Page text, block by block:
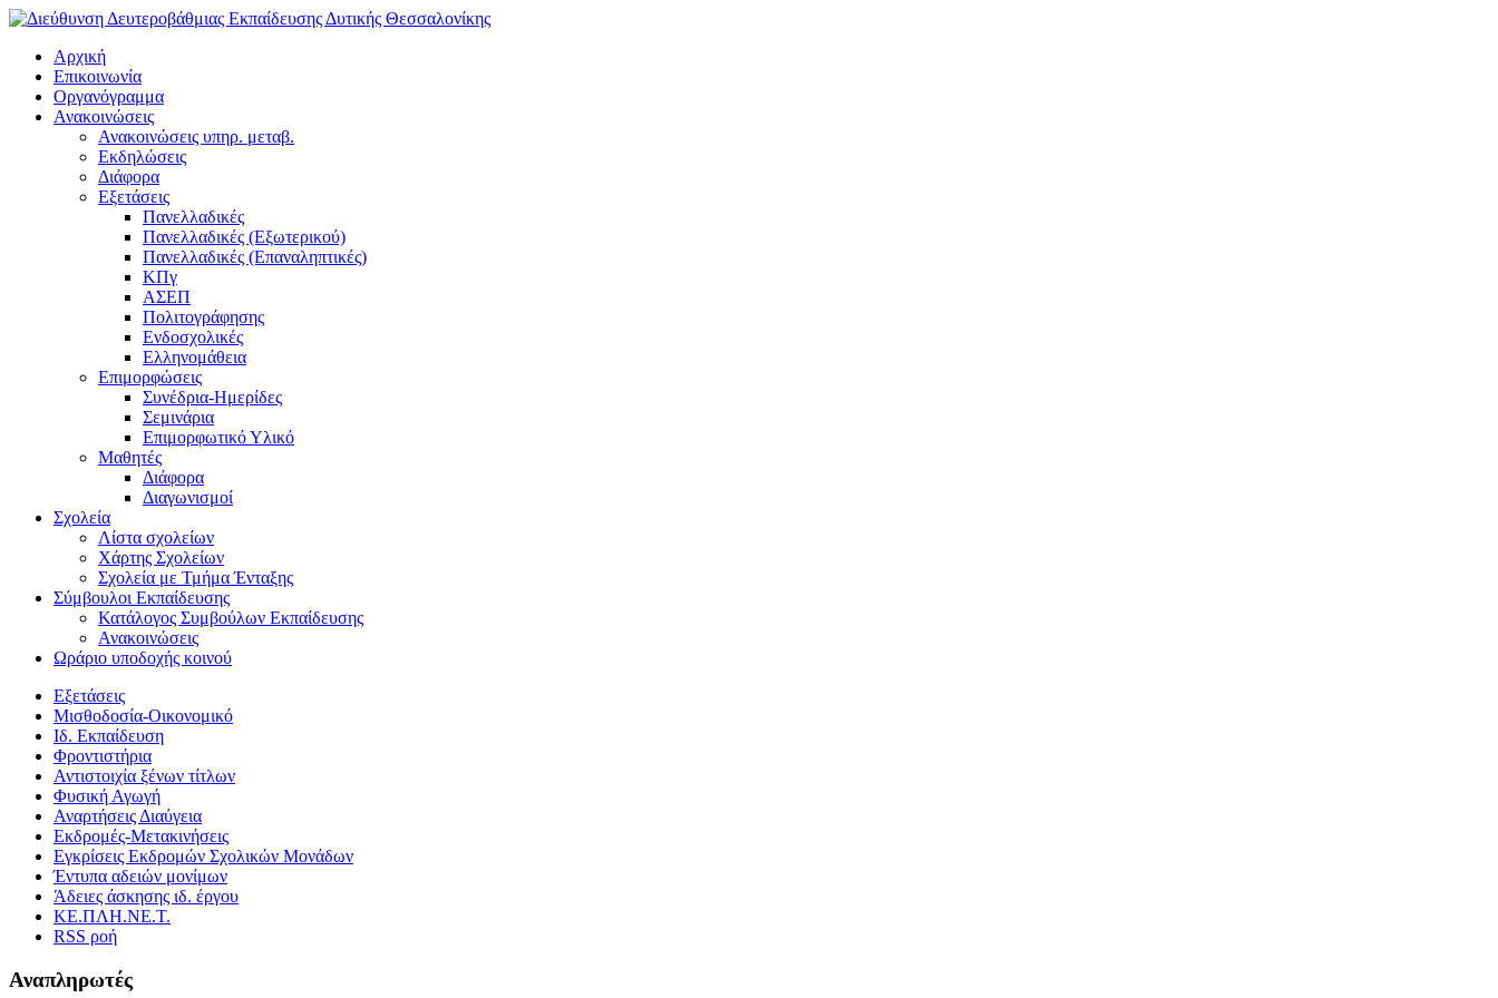
Αρχική
Επικοινωνία
Οργανόγραμμα
Ανακοινώσεις
Ανακοινώσεις υπηρ. μεταβ.
Εκδηλώσεις
Διάφορα
Εξετάσεις
Πανελλαδικές
Πανελλαδικές (Εξωτερικού)
Πανελλαδικές (Επαναληπτικές)
ΚΠγ
ΑΣΕΠ
Πολιτογράφησης
Ενδοσχολικές
Ελληνομάθεια
Επιμορφώσεις
Συνέδρια-Ημερίδες
Σεμινάρια
Επιμορφωτικό Υλικό
Μαθητές
Διάφορα
Διαγωνισμοί
Σχολεία
Λίστα σχολείων
Χάρτης Σχολείων
Σχολεία με Τμήμα Ένταξης
Σύμβουλοι Εκπαίδευσης
Κατάλογος Συμβούλων Εκπαίδευσης
Ανακοινώσεις
Ωράριο υποδοχής κοινού
Εξετάσεις
Μισθοδοσία-Οικονομικό
Ιδ. Εκπαίδευση
Φροντιστήρια
Αντιστοιχία ξένων τίτλων
Φυσική Αγωγή
Αναρτήσεις Διαύγεια
Εκδρομές-Μετακινήσεις
Εγκρίσεις Εκδρομών Σχολικών Μονάδων
Έντυπα αδειών μονίμων
Άδειες άσκησης ιδ. έργου
ΚΕ.ΠΛΗ.ΝΕ.Τ.
RSS ροή
Αναπληρωτές